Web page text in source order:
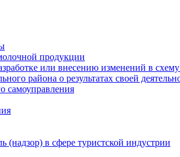
продукции
или внесению изменений в
района о результатах своей
самоуправления
(надзор) в сфере туристской индустрии